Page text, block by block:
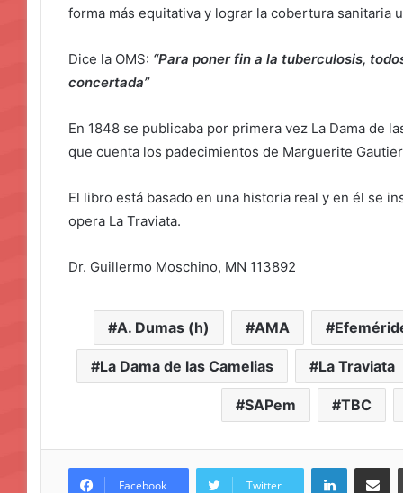
forma más equitativa y lograr la cobertura sanitaria
Dice la OMS: “Para poner fin a la tuberculosis,
concertada”
En 1848 se publicaba por primera vez La Dama de
que cuenta los padecimientos de Marguerite
El libro está basado en una historia real y en él se
opera La Traviata.
Dr. Guillermo Moschino, MN 113892
A. Dumas (h) AMA
La Dama de las Camelias La Traviata
SAPem TBC
Facebook Twitter
LinkedIn